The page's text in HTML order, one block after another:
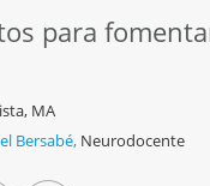
para
MA
Bersabé, Neurodocente